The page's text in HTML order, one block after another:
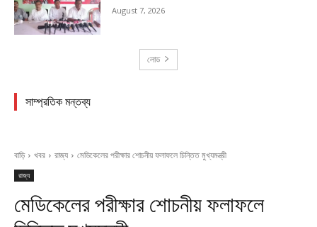
August 7, 2026
লোড
সাম্প্রতিক মন্তব্য